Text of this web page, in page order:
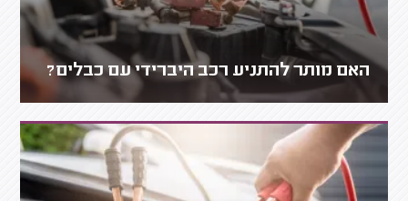
האם מותר להתניע רכב היברידי עם כבלים?